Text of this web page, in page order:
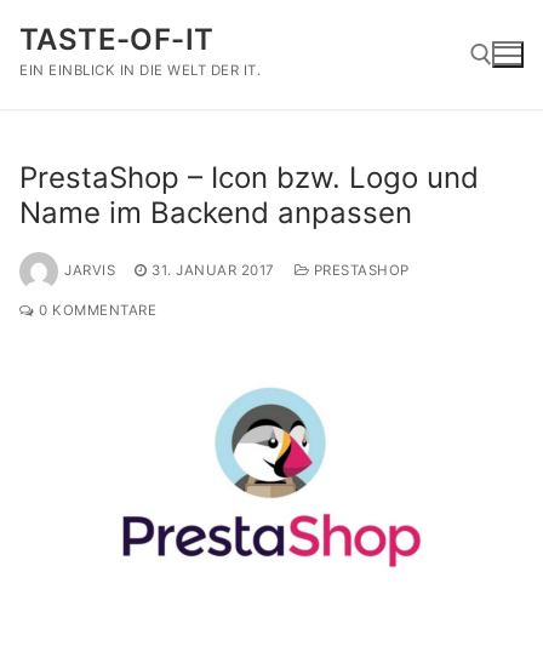
Inhalt
springen
TASTE-OF-IT
EIN EINBLICK IN DIE WELT DER IT.
PrestaShop – Icon bzw. Logo und
Name im Backend anpassen
JARVIS 31. JANUAR 2017 PRESTASHOP
0 KOMMENTARE